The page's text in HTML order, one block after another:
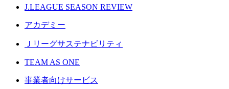
J.LEAGUE SEASON REVIEW
アカデミー
Ｊリーグサステナビリティ
TEAM AS ONE
事業者向けサービス